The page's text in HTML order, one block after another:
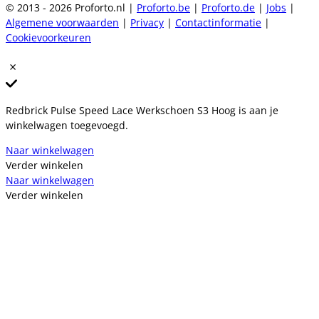
© 2013 - 2026 Proforto.nl | Proforto.be | Proforto.de | Jobs |
Algemene voorwaarden | Privacy | Contactinformatie |
Cookievoorkeuren
Redbrick Pulse Speed Lace Werkschoen S3 Hoog is aan je
winkelwagen toegevoegd.
Naar winkelwagen
Verder winkelen
Naar winkelwagen
Verder winkelen